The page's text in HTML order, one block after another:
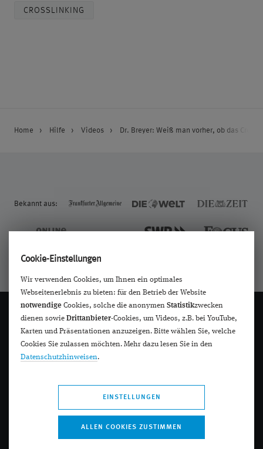
CROSSLINKING
Home Hilfe Videos Dr. Breyer: Weiß man vorher, ob das
Bekannt aus:
Navigation
Forschung Terminvereinbarung
Cookie-Einstellungen
Wir verwenden Cookies, um Ihnen ein optimales
Webseitenerlebnis zu bieten: für den Betrieb der Website
notwendige Cookies, solche die anonymen Statistikzwecken
dienen sowie Drittanbieter-Cookies, um Videos, z.B. bei YouTube,
Karten und Präsentationen anzuzeigen. Bitte wählen Sie, welche
Cookies Sie zulassen möchten. Mehr dazu lesen Sie in den
Datenschutzhinweisen.
EINSTELLUNGEN